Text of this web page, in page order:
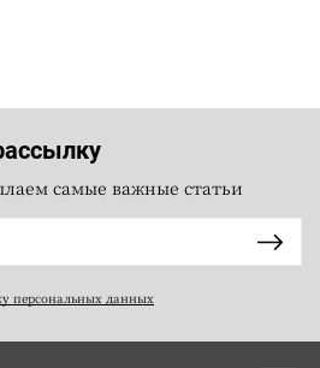
самые важные статьи
персональных данных